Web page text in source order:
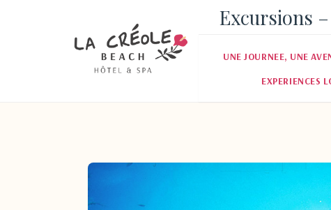
Excursions
UNE JOURNEE, UNE
EXPERIENCES